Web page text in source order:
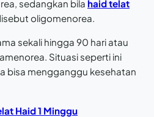
sedangkan bila haid telat
oligomenorea.
sekali hingga 90 hari atau
Situasi seperti ini
bisa mengganggu kesehatan
Haid 1 Minggu